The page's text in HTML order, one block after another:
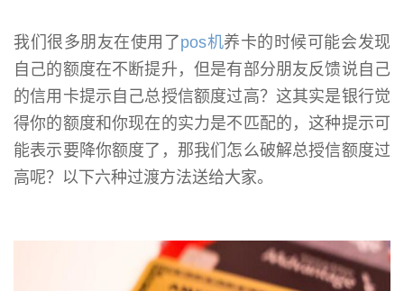
我们很多朋友在使用了pos机养卡的时候可能会发现
自己的额度在不断提升，但是有部分朋友反馈说自己
的信用卡提示自己总授信额度过高？这其实是银行觉
得你的额度和你现在的实力是不匹配的，这种提示可
能表示要降你额度了，那我们怎么破解总授信额度过
高呢？以下六种过渡方法送给大家。